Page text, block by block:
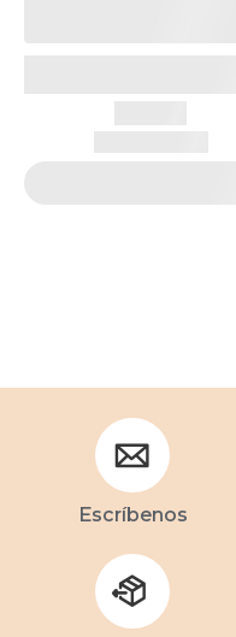
Escríbenos